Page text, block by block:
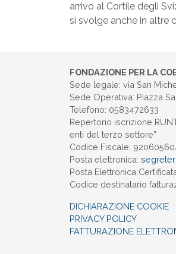
arrivo al Cortile degli
si svolge anche in altre
FONDAZIONE PER LA
Sede legale: via San
Sede Operativa: Piazza
Telefono: 0583472633
Repertorio iscrizione
enti del terzo settore”
Codice Fiscale:
Posta elettronica:
Posta Elettronica
Codice destinatario
DICHIARAZIONE COOKIE
PRIVACY POLICY
FATTURAZIONE